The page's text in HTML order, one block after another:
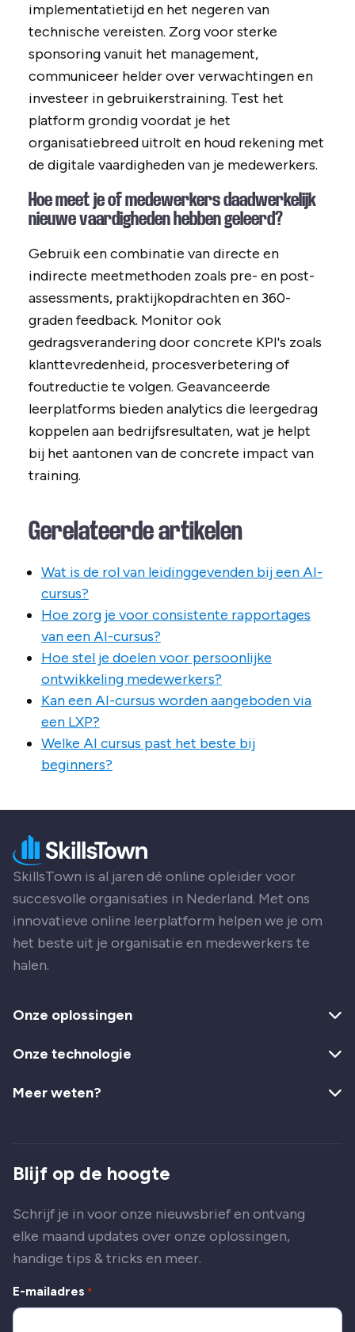
implementatietijd en het negeren van
technische vereisten. Zorg voor sterke
sponsoring vanuit het management,
communiceer helder over verwachtingen en
investeer in gebruikerstraining. Test het
platform grondig voordat je het
organisatiebreed uitrolt en houd rekening met
de digitale vaardigheden van je medewerkers.
Hoe meet je of medewerkers daadwerkelijk
nieuwe vaardigheden hebben geleerd?
Gebruik een combinatie van directe en
indirecte meetmethoden zoals pre- en post-
assessments, praktijkopdrachten en 360-
graden feedback. Monitor ook
gedragsverandering door concrete KPI's zoals
klanttevredenheid, procesverbetering of
foutreductie te volgen. Geavanceerde
leerplatforms bieden analytics die leergedrag
koppelen aan bedrijfsresultaten, wat je helpt
bij het aantonen van de concrete impact van
training.
Gerelateerde artikelen
Wat is de rol van leidinggevenden bij een AI-
cursus?
Hoe zorg je voor consistente rapportages
van een AI-cursus?
Hoe stel je doelen voor persoonlijke
ontwikkeling medewerkers?
Kan een AI-cursus worden aangeboden via
een LXP?
Welke AI cursus past het beste bij
beginners?
SkillsTown is al jaren dé online opleider voor
succesvolle organisaties in Nederland. Met ons
innovatieve online leerplatform helpen we je om
het beste uit je organisatie en medewerkers te
halen.
Onze oplossingen
Onze technologie
Meer weten?
Blijf op de hoogte
Schrijf je in voor onze nieuwsbrief en ontvang
elke maand updates over onze oplossingen,
handige tips & tricks en meer.
E-mailadres *